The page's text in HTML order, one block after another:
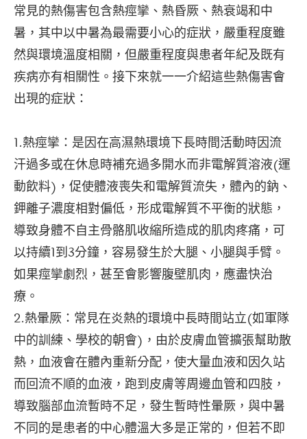
常見的熱傷害包含熱痙攣、熱昏厥、熱衰竭和中
暑，其中以中暑為最需要小心的症狀，嚴重程度雖
然與環境溫度相關，但嚴重程度與患者年紀及既有
疾病亦有相關性。接下來就一一介紹這些熱傷害會
出現的症狀：
1.熱痙攣：是因在高濕熱環境下長時間活動時因流
汗過多或在休息時補充過多開水而非電解質溶液(運
動飲料)，促使體液喪失和電解質流失，體內的鈉、
鉀離子濃度相對偏低，形成電解質不平衡的狀態，
導致身體不自主骨骼肌收縮所造成的肌肉疼痛，可
以持續1到3分鐘，容易發生於大腿、小腿與手臂。
如果痙攣劇烈，甚至會影響腹壁肌肉，應盡快治
療。
2.熱暈厥：常見在炎熱的環境中長時間站立(如軍隊
中的訓練、學校的朝會)，由於皮膚血管擴張幫助散
熱，血液會在體內重新分配，使大量血液和因久站
而回流不順的血液，跑到皮膚等周邊血管和四肢，
導致腦部血流暫時不足，發生暫時性暈厥，與中暑
不同的是患者的中心體溫大多是正常的，但若不即